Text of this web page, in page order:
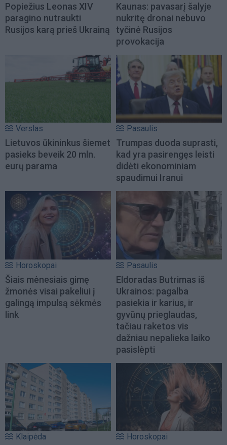
Popiežius Leonas XIV
paragino nutraukti
Rusijos karą prieš Ukrainą
Kaunas: pavasarį šalyje
nukritę dronai nebuvo
tyčinė Rusijos
provokacija
Verslas
Lietuvos ūkininkus šiemet
pasieks beveik 20 mln.
eurų parama
Pasaulis
Trumpas duoda suprasti,
kad yra pasirengęs leisti
didėti ekonominiam
spaudimui Iranui
Horoskopai
Šiais mėnesiais gimę
žmonės visai pakeliui į
galingą impulsą sėkmės
link
Pasaulis
Eldoradas Butrimas iš
Ukrainos: pagalba
pasiekia ir karius, ir
gyvūnų prieglaudas,
tačiau raketos vis
dažniau nepalieka laiko
pasislėpti
Klaipėda Horoskopai